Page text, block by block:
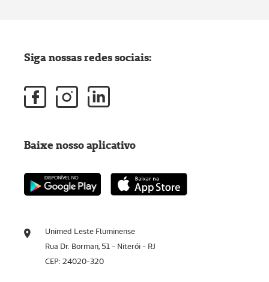
Unimed Leste Fluminense
Rua Dr. Borman, 51 - Niterói - RJ
CEP: 24020-320
Siga nossas redes sociais:
Baixe nosso aplicativo